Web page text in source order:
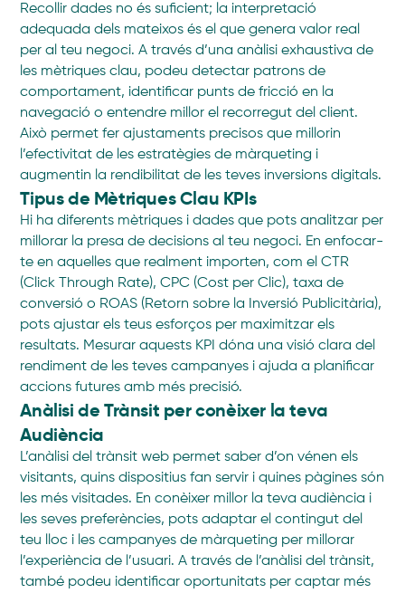
Recollir dades no és suficient; la interpretació
adequada dels mateixos és el que genera valor real
per al teu negoci. A través d’una anàlisi exhaustiva de
les mètriques clau, podeu detectar patrons de
comportament, identificar punts de fricció en la
navegació o entendre millor el recorregut del client.
Això permet fer ajustaments precisos que millorin
l’efectivitat de les estratègies de màrqueting i
augmentin la rendibilitat de les teves inversions digitals.
Tipus de Mètriques Clau KPIs
Hi ha diferents mètriques i dades que pots analitzar per
millorar la presa de decisions al teu negoci. En enfocar-
te en aquelles que realment importen, com el CTR
(Click Through Rate), CPC (Cost per Clic), taxa de
conversió o ROAS (Retorn sobre la Inversió Publicitària),
pots ajustar els teus esforços per maximitzar els
resultats. Mesurar aquests KPI dóna una visió clara del
rendiment de les teves campanyes i ajuda a planificar
accions futures amb més precisió.
Anàlisi de Trànsit per conèixer la teva
Audiència
L’anàlisi del trànsit web permet saber d’on vénen els
visitants, quins dispositius fan servir i quines pàgines són
les més visitades. En conèixer millor la teva audiència i
les seves preferències, pots adaptar el contingut del
teu lloc i les campanyes de màrqueting per millorar
l’experiència de l’usuari. A través de l’anàlisi del trànsit,
també podeu identificar oportunitats per captar més